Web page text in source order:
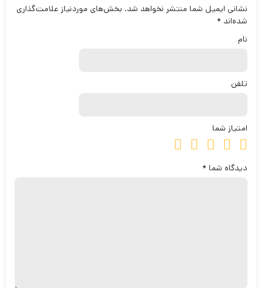
نشانی ایمیل شما منتشر نخواهد شد. بخش‌های موردنیاز علامت‌گذاری
شده‌اند *
نام
تلفن
امتیاز شما
دیدگاه شما *